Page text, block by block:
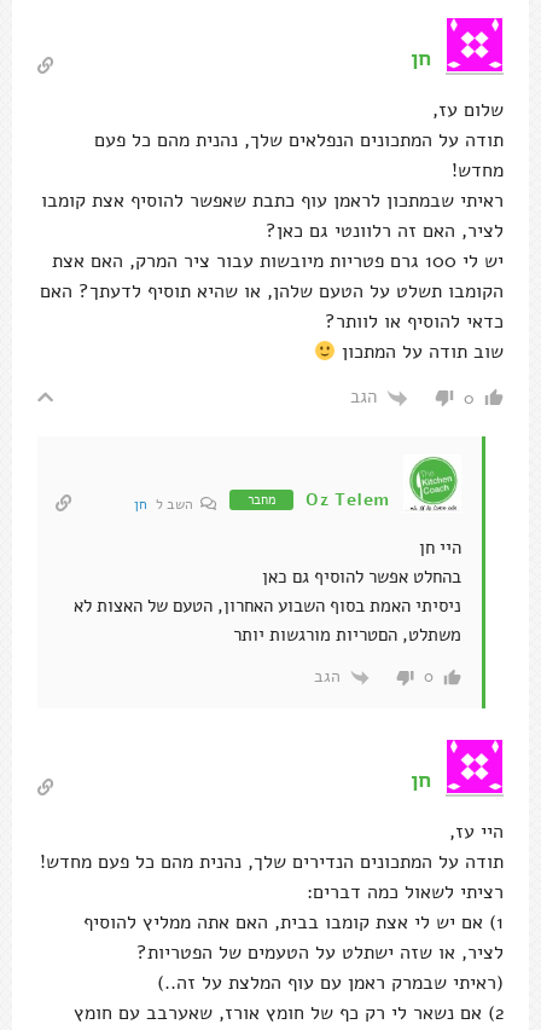
חן
שלום עז,
תודה על המתכונים הנפלאים שלך, נהנית מהם כל פעם
מחדש!
ראיתי שבמתכון לראמן עוף כתבת שאפשר להוסיף אצת קומבו
לציר, האם זה רלוונטי גם כאן?
יש לי 100 גרם פטריות מיובשות עבור ציר המרק, האם אצת
הקומבו תשלט על הטעם שלהן, או שהיא תוסיף לדעתך? האם
כדאי להוסיף או לוותר?
שוב תודה על המתכון
0 הגב
Oz Telem מחבר השב ל חן
היי חן
בהחלט אפשר להוסיף גם כאן
ניסיתי האמת בסוף השבוע האחרון, הטעם של האצות לא
משתלט, הםטריות מורגשות יותר
0 הגב
חן
היי עז,
תודה על המתכונים הנדירים שלך, נהנית מהם כל פעם מחדש!
רציתי לשאול כמה דברים:
1) אם יש לי אצת קומבו בבית, האם אתה ממליץ להוסיף
לציר, או שזה ישתלט על הטעמים של הפטריות?
(ראיתי שבמרק ראמן עם עוף המלצת על זה..)
2) אם נשאר לי רק כף של חומץ אורז, שאערבב עם חומץ